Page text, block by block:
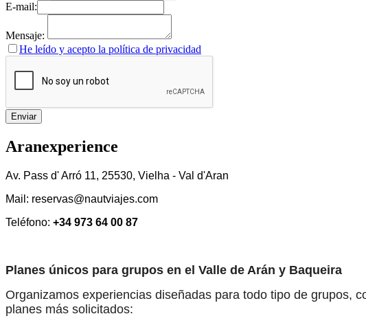
E-mail:
Mensaje:
He leído y acepto la política de privacidad
Aranexperience
Av. Pass d' Arró 11, 25530, Vielha - Val d'Aran
Mail: reservas@nautviajes.com
Teléfono: +34 973 64 00 87
Planes únicos para grupos en el Valle de Arán y Baqueira
Organizamos experiencias diseñadas para todo tipo de grupos,
planes más solicitados: